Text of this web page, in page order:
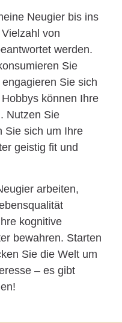
Neugier bis ins
von
werden.
Sie
Sie sich
können Ihre
Nutzen Sie
Sie sich um Ihre
geistig fit und
arbeiten,
kognitive
bewahren. Starten
Sie die Welt um
– es gibt